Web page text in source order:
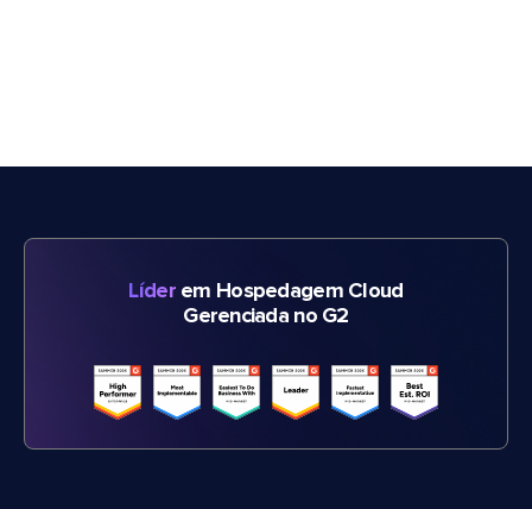
Líderem Hospedagem Cloud
Gerenciada no G2